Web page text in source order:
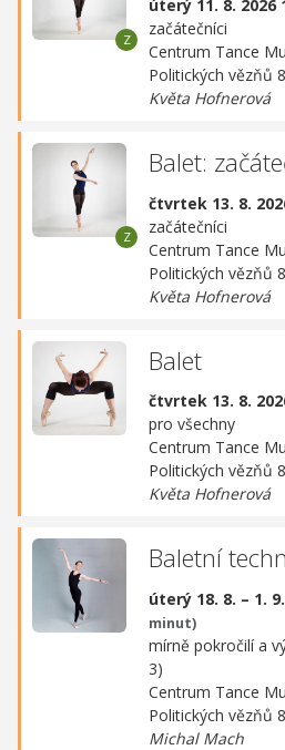
úterý 11. 8. 2026
začátečníci
Centrum Tance
Politických vězňů
Květa Hofnerová
Balet:
čtvrtek 13. 8.
začátečníci
Centrum Tance
Politických vězňů
Květa Hofnerová
Balet
čtvrtek 13. 8.
pro všechny
Centrum Tance
Politických vězňů
Květa Hofnerová
Baletní
úterý 18. 8. – 1.
minut)
mírně pokročilí a
3)
Centrum Tance
Politických vězňů
Michal Mach